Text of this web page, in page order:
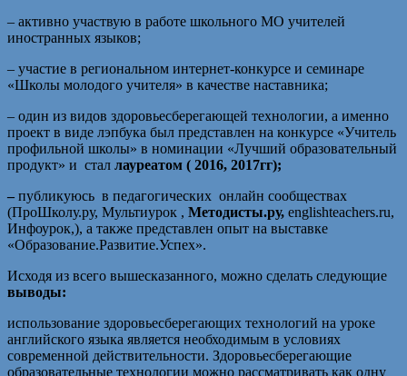
– активно участвую в работе школьного МО учителей
иностранных языков;
– участие в региональном интернет-конкурсе и семинаре
«Школы молодого учителя» в качестве наставника;
– один из видов здоровьесберегающей технологии, а именно
проект в виде лэпбука был представлен на конкурсе «Учитель
профильной школы» в номинации «Лучший образовательный
продукт» и стал лауреатом ( 2016, 2017гг);
– публикуюсь в педагогических онлайн сообществах
(ПроШколу.ру, Мультиурок , Методисты.ру, englishteachers.ru,
Инфоурок,), а также представлен опыт на выставке
«Образование.Развитие.Успех».
Исходя из всего вышесказанного, можно сделать следующие
выводы:
использование здоровьесберегающих технологий на уроке
английского языка является необходимым в условиях
современной действительности. Здоровьесберегающие
образовательные технологии можно рассматривать как одну